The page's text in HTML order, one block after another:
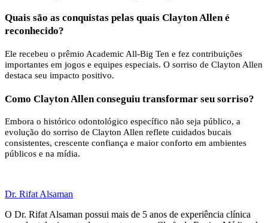
Quais são as conquistas pelas quais Clayton Allen é
reconhecido?
Ele recebeu o prêmio Academic All‑Big Ten e fez contribuições
importantes em jogos e equipes especiais. O sorriso de Clayton Allen
destaca seu impacto positivo.
Como Clayton Allen conseguiu transformar seu sorriso?
Embora o histórico odontológico específico não seja público, a
evolução do sorriso de Clayton Allen reflete cuidados bucais
consistentes, crescente confiança e maior conforto em ambientes
públicos e na mídia.
Dr. Rifat Alsaman
O Dr. Rifat Alsaman possui mais de 5 anos de experiência clínica